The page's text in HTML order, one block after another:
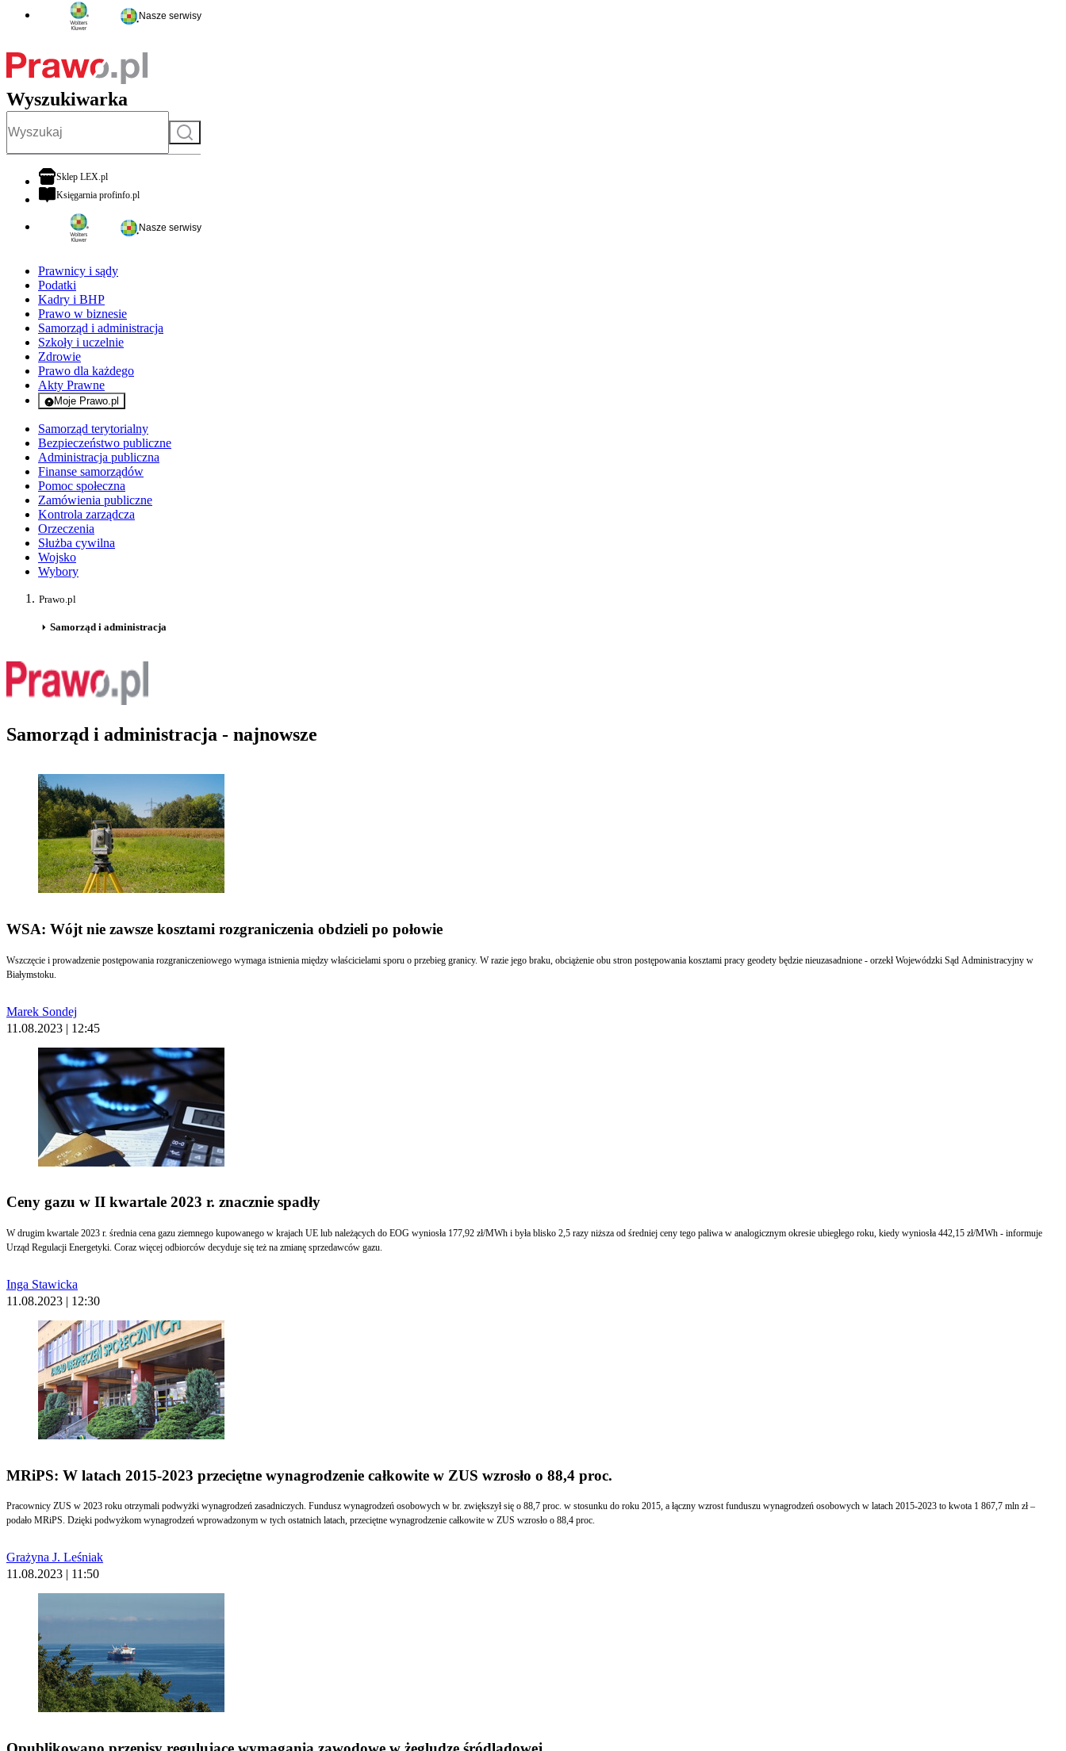
Nasze serwisy
Wyszukiwarka
Szukaj
Sklep LEX.plotwiera się w nowej karcie
Księgarnia profinfo.plotwiera się w nowej karcie
Nasze serwisy
Prawnicy i sądy
Podatki
Kadry i BHP
Prawo w biznesie
Samorząd i administracja
Szkoły i uczelnie
Zdrowie
Prawo dla każdego
Akty Prawne
Moje Prawo.pl
- rejestracja i logowanie do serwisu
Samorząd terytorialny
Bezpieczeństwo publiczne
Administracja publiczna
Finanse samorządów
Pomoc społeczna
Zamówienia publiczne
Kontrola zarządcza
Orzeczenia
Służba cywilna
Wojsko
Wybory
Prawo.pl
Samorząd i administracja
Samorząd i administracja - najnowsze
WSA: Wójt nie zawsze kosztami rozgraniczenia obdzieli po połowie
Wszczęcie i prowadzenie postępowania rozgraniczeniowego wymaga istnienia między właścicielami sporu o przebieg granicy. W razie jego braku, obciążenie obu stron postępowania kosztami pracy geodety będzie nieuzasadnione - orzekł Wojewódzki Sąd Administracyjny w
Białymstoku.
Marek Sondej
11.08.2023 | 12:45
Ceny gazu w II kwartale 2023 r. znacznie spadły
W drugim kwartale 2023 r. średnia cena gazu ziemnego kupowanego w krajach UE lub należących do EOG wyniosła 177,92 zł/MWh i była blisko 2,5 razy niższa od średniej ceny tego paliwa w analogicznym okresie ubiegłego roku, kiedy wyniosła 442,15 zł/MWh - informuje
Urząd Regulacji Energetyki. Coraz więcej odbiorców decyduje się też na zmianę sprzedawców gazu.
Inga Stawicka
11.08.2023 | 12:30
MRiPS: W latach 2015-2023 przeciętne wynagrodzenie całkowite w ZUS wzrosło o 88,4 proc.
Pracownicy ZUS w 2023 roku otrzymali podwyżki wynagrodzeń zasadniczych. Fundusz wynagrodzeń osobowych w br. zwiększył się o 88,7 proc. w stosunku do roku 2015, a łączny wzrost funduszu wynagrodzeń osobowych w latach 2015-2023 to kwota 1 867,7 mln zł –
podało MRiPS. Dzięki podwyżkom wynagrodzeń wprowadzonym w tych ostatnich latach, przeciętne wynagrodzenie całkowite w ZUS wzrosło o 88,4 proc.
Grażyna J. Leśniak
11.08.2023 | 11:50